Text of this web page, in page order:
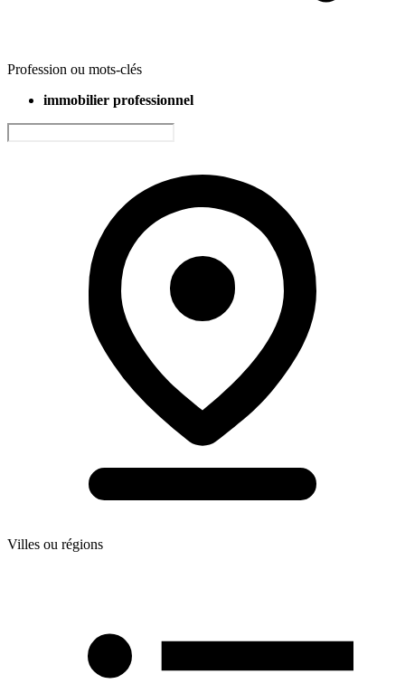
Profession ou mots-clés
immobilier professionnel
Villes ou régions